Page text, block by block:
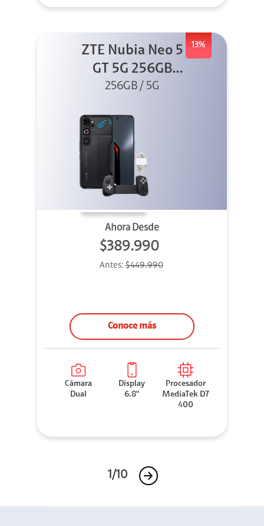
13%
ZTE Nubia Neo 5
GT 5G 256GB
Negro + GPAD +
256GB / 5G
Ahora Desde
$389.990
Antes:$449.990
Conoce más
Cámara
Dual
Display
6.8"
Procesador
MediaTek D7
400
1/10